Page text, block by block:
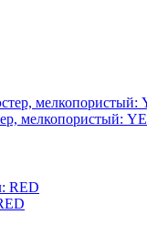
мелкопористый: